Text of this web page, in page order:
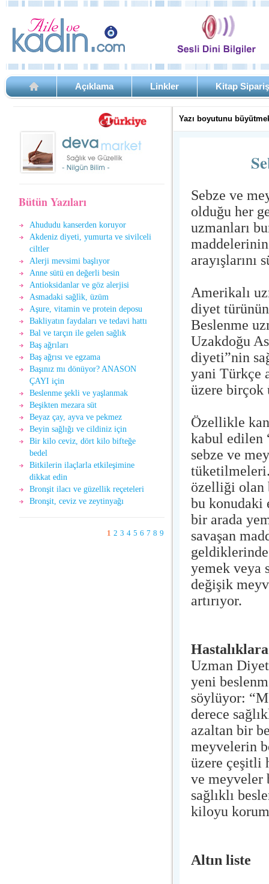
Açıklama Linkler Kitap
Bütün Yazıları
Ahududu kanserden koruyor
Akdeniz diyeti, yumurta ve sivilceli
ciltler
Alerji mevsimi başlıyor
Anne sütü en değerli besin
Antioksidanlar ve göz alerjisi
Asmadaki sağlìk, üzüm
Aşure, vitamin ve protein deposu
Bakliyatın faydaları ve tedavi hattı
Bal ve tarçın ile gelen sağlık
Baş ağrıları
Baş ağrısı ve egzama
Başınız mı dönüyor? ANASON
ÇAYI için
Beslenme şekli ve yaşlanmak
Beşikten mezara süt
Beyaz çay, ayva ve pekmez
Beyin sağlığı ve cildiniz için
Bir kilo ceviz, dört kilo bifteğe
bedel
Bitkilerin ilaçlarla etkileşimine
dikkat edin
Bronşit ilacı ve güzellik reçeteleri
Bronşit, ceviz ve zeytinyağı
1 2 3 4 5 6 7 8 9
Yazı boyutunu
Sebze ve
olduğu her
uzmanları
maddelerinin
arayışlarını
Amerikalı
diyet
Beslenme
Uzakdoğu
diyeti”nin
yani Türkçe
üzere birçok
Özellikle
kabul edilen
sebze ve
özelliği olan
bu konudaki
bir arada
savaşan
yemek veya
değişik
artırıyor.
Uzman
yeni
söylüyor:
derece
azaltan bir
meyvelerin
üzere çeşitli
ve meyveler
sağlıklı
kiloyu
Altın liste